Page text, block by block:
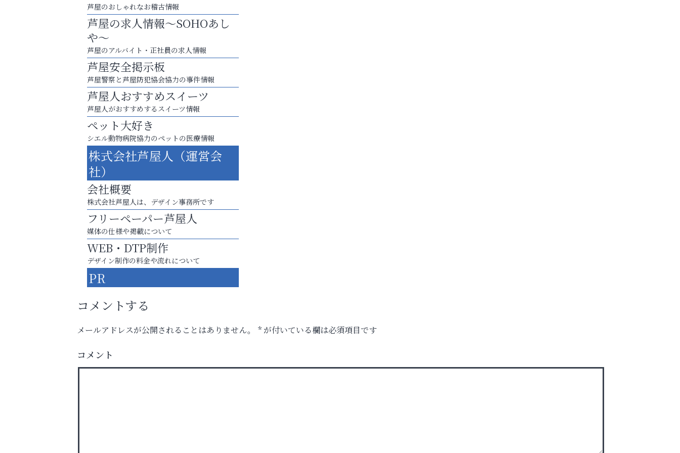
あなたらしく奏でる、音楽の時間
いわみ眼科
スマホは何時間までなら大丈夫？ ～スマホ時代
Y-SPIRAL（ワイスパイラル）
芦屋のおしゃれなお稽古情報
芦屋の求人情報～SOHOあし
や～
芦屋のアルバイト・正社員の求人情報
芦屋安全掲示板
芦屋警察と芦屋防犯協会協力の事件情報
芦屋人おすすめスイーツ
芦屋人がおすすめするスイーツ情報
ペット大好き
シエル動物病院協力のペットの医療情報
株式会社芦屋人（運営会
社）
会社概要
株式会社芦屋人は、デザイン事務所です
フリーペーパー芦屋人
媒体の仕様や掲載について
WEB・DTP制作
デザイン制作の料金や流れについて
PR
コメントする
メールアドレスが公開されることはありません。 *が付いている欄は必須項目です
コメント